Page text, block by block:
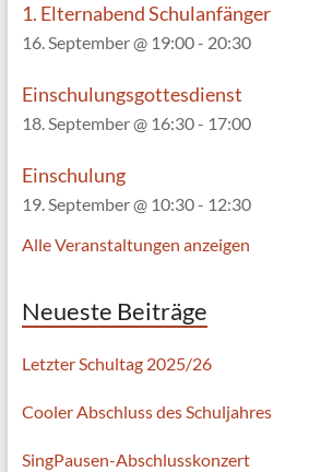
1. Elternabend Schulanfänger
16. September @ 19:00- 20:30
Einschulungsgottesdienst
18. September @ 16:30- 17:00
Einschulung
19. September @ 10:30- 12:30
Alle Veranstaltungen anzeigen
Neueste Beiträge
Letzter Schultag 2025/26
Cooler Abschluss des Schuljahres
SingPausen-Abschlusskonzert